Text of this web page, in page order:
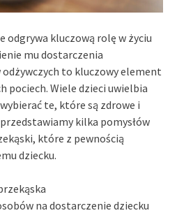
odgrywa kluczową rolę w życiu
mu dostarczenia
to kluczowy element
pociech. Wiele dzieci uwielbia
te, które są zdrowe i
kilka pomysłów
które z pewnością
dziecku.
na dostarczenie dziecku